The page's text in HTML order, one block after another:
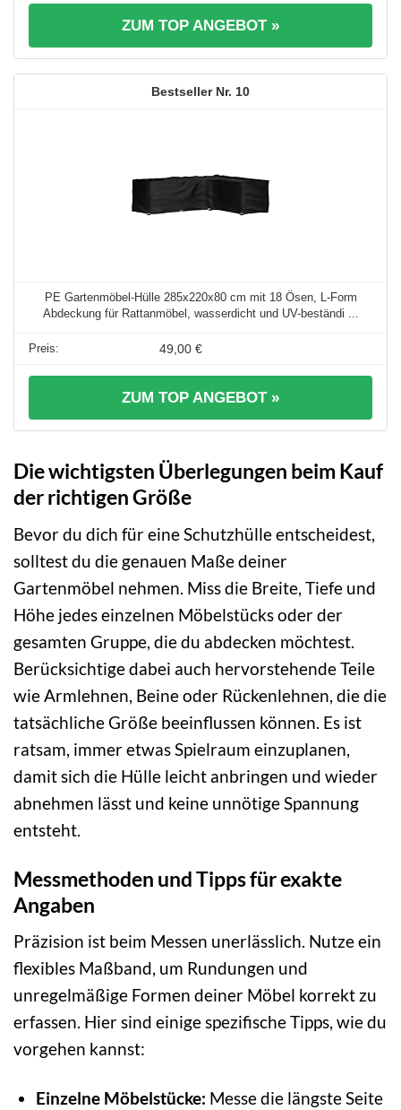
ZUM TOP ANGEBOT »
10
PE Gartenmöbel-Hülle 285x220x80 cm mit 18 Ösen, L-Form
Abdeckung für Rattanmöbel, wasserdicht und UV-beständi ...
49,00 €
ZUM TOP ANGEBOT »
Die wichtigsten Überlegungen beim Kauf
der richtigen Größe
Bevor du dich für eine Schutzhülle entscheidest,
solltest du die genauen Maße deiner
Gartenmöbel nehmen. Miss die Breite, Tiefe und
Höhe jedes einzelnen Möbelstücks oder der
gesamten Gruppe, die du abdecken möchtest.
Berücksichtige dabei auch hervorstehende Teile
wie Armlehnen, Beine oder Rückenlehnen, die die
tatsächliche Größe beeinflussen können. Es ist
ratsam, immer etwas Spielraum einzuplanen,
damit sich die Hülle leicht anbringen und wieder
abnehmen lässt und keine unnötige Spannung
entsteht.
Messmethoden und Tipps für exakte
Angaben
Präzision ist beim Messen unerlässlich. Nutze ein
flexibles Maßband, um Rundungen und
unregelmäßige Formen deiner Möbel korrekt zu
erfassen. Hier sind einige spezifische Tipps, wie du
vorgehen kannst:
Einzelne Möbelstücke: Messe die längste Seite